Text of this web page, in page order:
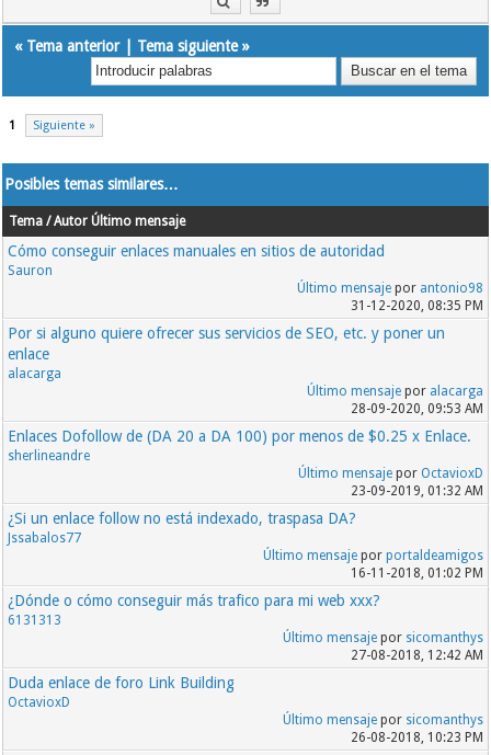
« Tema anterior| Tema siguiente»
1 Siguiente »
Posibles temas similares…
Tema / Autor Último mensaje
Cómo conseguir enlaces manuales en sitios de autoridad
Sauron
Último mensajepor antonio98
31-12-2020, 08:35 PM
Por si alguno quiere ofrecer sus servicios de SEO, etc. y poner un
enlace
alacarga
Último mensajepor alacarga
28-09-2020, 09:53 AM
Enlaces Dofollow de (DA 20 a DA 100) por menos de $0.25 x Enlace.
sherlineandre
Último mensajepor OctavioxD
23-09-2019, 01:32 AM
¿Si un enlace follow no está indexado, traspasa DA?
Jssabalos77
Último mensajepor portaldeamigos
16-11-2018, 01:02 PM
¿Dónde o cómo conseguir más trafico para mi web xxx?
6131313
Último mensajepor sicomanthys
27-08-2018, 12:42 AM
Duda enlace de foro Link Building
OctavioxD
Último mensajepor sicomanthys
26-08-2018, 10:23 PM